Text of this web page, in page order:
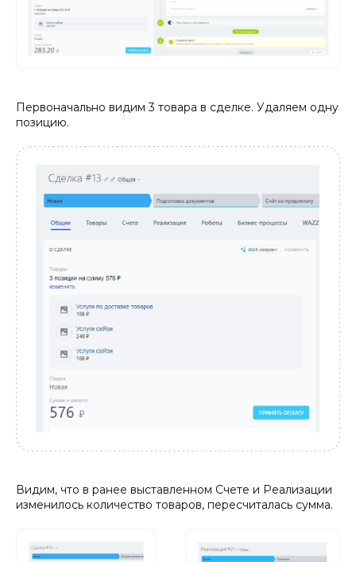
Первоначально видим 3 товара в сделке. Удаляем одну
позицию.
Видим, что в ранее выставленном Счете и Реализации
изменилось количество товаров, пересчиталась сумма.